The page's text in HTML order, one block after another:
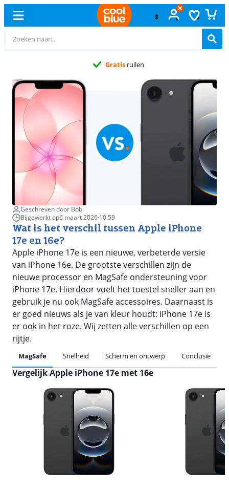
Gratis ruilen
Geschreven door Bob
Bijgewerkt op6 maart 2026·10.59
Wat is het verschil tussen Apple iPhone
17e en 16e?
Apple iPhone 17e is een nieuwe, verbeterde versie
van iPhone 16e. De grootste verschillen zijn de
nieuwe processor en MagSafe ondersteuning voor
iPhone 17e. Hierdoor voelt het toestel sneller aan en
gebruik je nu ook MagSafe accessoires. Daarnaast is
er goed nieuws als je van kleur houdt: iPhone 17e is
er ook in het roze. Wij zetten alle verschillen op een
rijtje.
MagSafe Snelheid Scherm en ontwerp Conclusie
Vergelijk Apple iPhone 17e met 16e